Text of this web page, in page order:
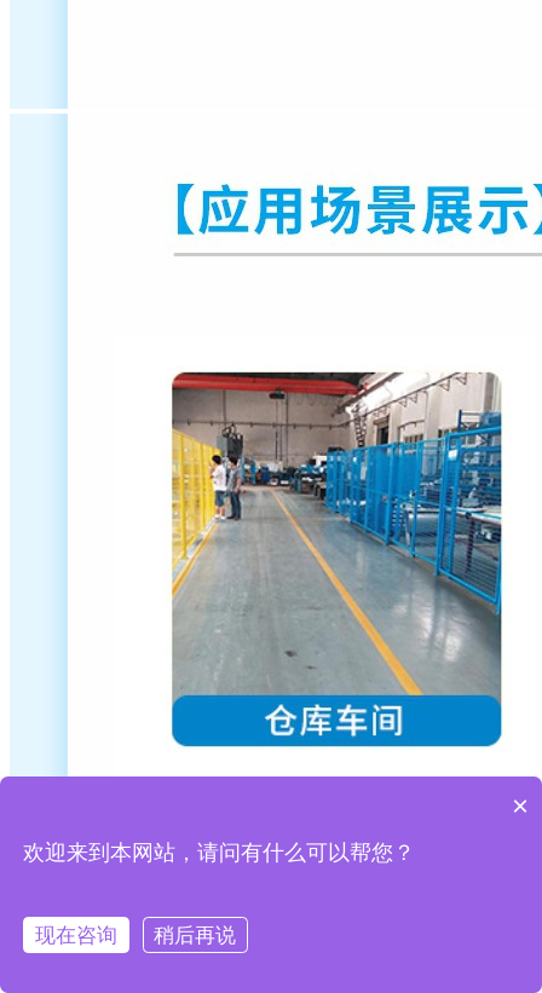
×
欢迎来到本网站，请问有什么可以帮您？
现在咨询 稍后再说